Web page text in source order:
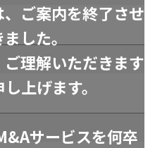
ご案内を終了させ
した。
理解いただきます
上げます。
サービスを何卒